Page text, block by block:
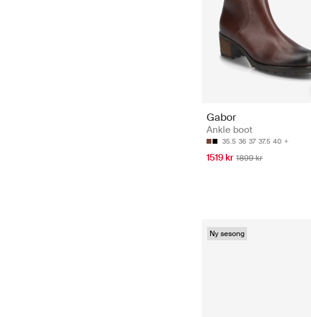
Gabor
Ankle boot
35.5 36 37 37.5 40
1519 kr 1899 kr
Ny sesong